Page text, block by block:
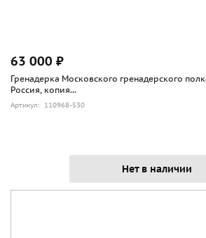
63 000 ₽
Гренадерка Московского гренадерского
Россия, копия...
Артикул: 110968-530
Нет в наличии